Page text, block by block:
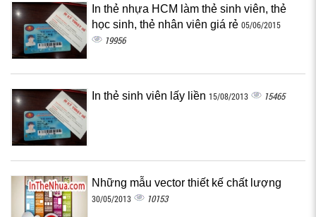
In thẻ nhựa HCM làm thẻ sinh viên, thẻ
học sinh, thẻ nhân viên giá rẻ 05/06/2015
19956
In thẻ sinh viên lấy liền 15/08/2013 15465
Những mẫu vector thiết kế chất lượng
30/05/2013 10153